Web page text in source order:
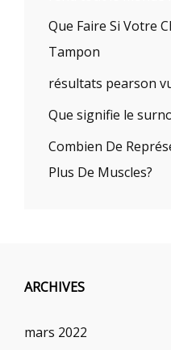
Que Faire Si Votre
Tampon
résultats pearson
Que signifie le
Combien De
Plus De Muscles?
ARCHIVES
mars 2022